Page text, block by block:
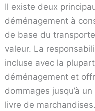
Il existe deux
déménagement à
de base du
valeur. La
incluse avec la
déménagement et
dommages jusqu’à
livre de